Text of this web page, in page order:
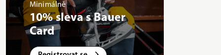
Minimálně
10% sleva s Bauer
Card